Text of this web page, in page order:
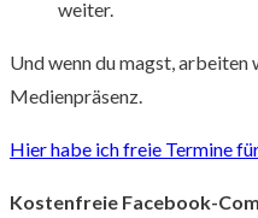
weiter.
Und wenn du magst, arbeiten
Medienpräsenz.
Hier habe ich freie Termine
Kostenfreie Facebook-